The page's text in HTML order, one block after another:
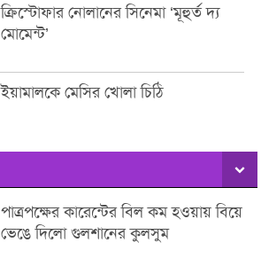
ক্রিস্টোফার নোলানের সিনেমা ‘মূহুর্ত দ্য
মোমেন্ট’
ইয়ামালকে মেসির খোলা চিঠি
পাত্রপক্ষের কারেন্টের বিল কম হওয়ায় বিয়ে
ভেঙে দিলো গুলশানের কুলসুম